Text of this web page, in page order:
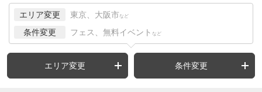
エリア変更 東京、大阪市 など
条件変更 フェス、無料イベント など
エリア変更 条件変更